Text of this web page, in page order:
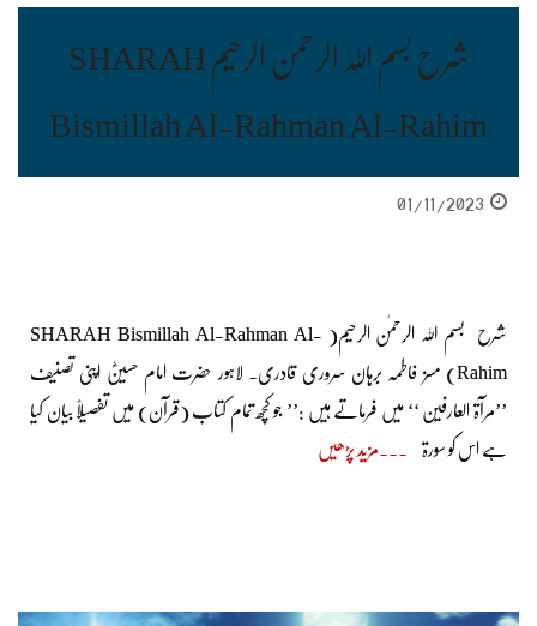
شرح بسم اللہ الرحمن الرحیم SHARAH
Bismillah Al-Rahman Al-Rahim
01/11/2023
شرح بسم اللہ الرحمٰن الرحیم( SHARAH Bismillah Al-Rahman Al-
Rahim) مسز فاطمہ برہان سروری قادری۔ لاہور حضرت امام حسینؓ اپنی تصنیف
’’مرآۃ العارفین ‘‘ میں فرماتے ہیں :’’ جو کچھ تمام کتاب (قرآن) میں تفصیلاً بیان کیا
ہے اس کو سورۃ مزید پڑھیں